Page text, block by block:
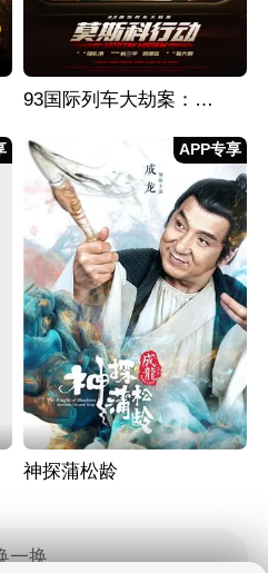
93国际列车大劫案：莫斯科行动
APP专享
神探蒲松龄
一换